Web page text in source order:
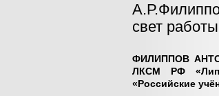
свет
ФИЛИППОВ
ЛКСМ РФ
«Российские